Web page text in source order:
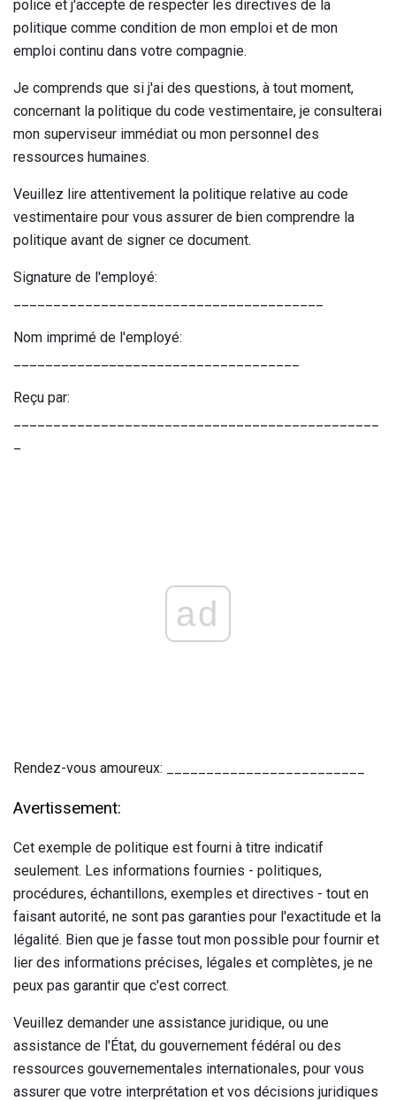
police et j'accepte de respecter les directives de la
politique comme condition de mon emploi et de mon
emploi continu dans votre compagnie.
Je comprends que si j'ai des questions, à tout moment,
concernant la politique du code vestimentaire, je consulterai
mon superviseur immédiat ou mon personnel des
ressources humaines.
Veuillez lire attentivement la politique relative au code
vestimentaire pour vous assurer de bien comprendre la
politique avant de signer ce document.
Signature de l'employé:
Nom imprimé de l'employé:
Reçu par:
ad
Rendez-vous amoureux: _________________________
Avertissement:
Cet exemple de politique est fourni à titre indicatif
seulement. Les informations fournies - politiques,
procédures, échantillons, exemples et directives - tout en
faisant autorité, ne sont pas garanties pour l'exactitude et la
légalité. Bien que je fasse tout mon possible pour fournir et
lier des informations précises, légales et complètes, je ne
peux pas garantir que c'est correct.
Veuillez demander une assistance juridique, ou une
assistance de l'État, du gouvernement fédéral ou des
ressources gouvernementales internationales, pour vous
assurer que votre interprétation et vos décisions juridiques